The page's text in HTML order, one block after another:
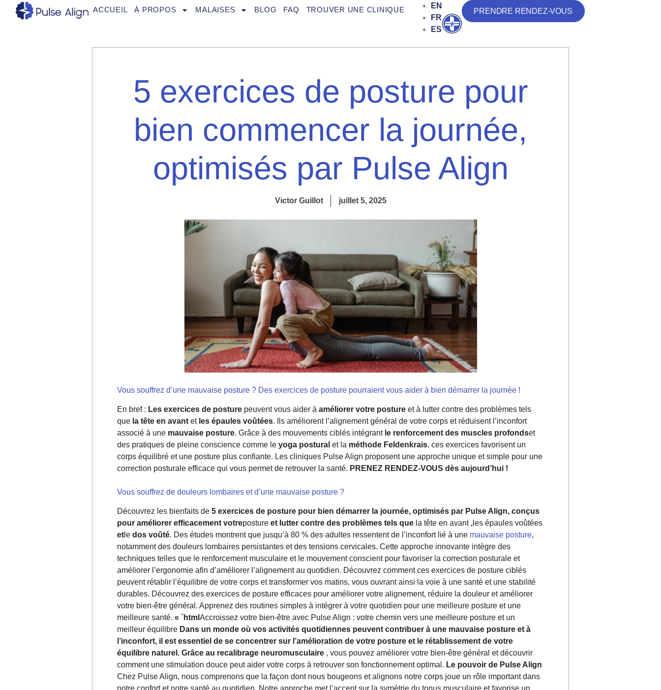
ACCUEIL À PROPOS MALAISES BLOG FAQ TROUVER UNE CLINIQUE
EN
FR
ES
Ouvrir
PRENDRE RENDEZ-VOUS
5 exercices de posture pour
bien commencer la journée,
optimisés par Pulse Align
Victor Guillot juillet 5, 2025
Vous souffrez d’une mauvaise posture ? Des exercices de posture pourraient vous aider à bien démarrer la journée !
En bref : Les exercices de posture peuvent vous aider à améliorer votre posture et à lutter contre des problèmes tels
que la tête en avant et les épaules voûtées. Ils améliorent l’alignement général de votre corps et réduisent l’inconfort
associé à une mauvaise posture. Grâce à des mouvements ciblés intégrant le renforcement des muscles profondset
des pratiques de pleine conscience comme le yoga postural et la méthode Feldenkrais, ces exercices favorisent un
corps équilibré et une posture plus confiante. Les cliniques Pulse Align proposent une approche unique et simple pour une
correction posturale efficace qui vous permet de retrouver la santé. PRENEZ RENDEZ-VOUS dès aujourd’hui !
Vous souffrez de douleurs lombaires et d’une mauvaise posture ?
Découvrez les bienfaits de 5 exercices de posture pour bien démarrer la journée, optimisés par Pulse Align, conçus
pour améliorer efficacement votreposture et lutter contre des problèmes tels que la tête en avant , les épaules voûtées
et le dos voûté. Des études montrent que jusqu’à 80 % des adultes ressentent de l’inconfort lié à une mauvaise posture,
notamment des douleurs lombaires persistantes et des tensions cervicales. Cette approche innovante intègre des
techniques telles que le renforcement musculaire et le mouvement conscient pour favoriser la correction posturale et
améliorer l’ergonomie afin d’améliorer l’alignement au quotidien. Découvrez comment ces exercices de posture ciblés
peuvent rétablir l’équilibre de votre corps et transformer vos matins, vous ouvrant ainsi la voie à une santé et une stabilité
durables. Découvrez des exercices de posture efficaces pour améliorer votre alignement, réduire la douleur et améliorer
votre bien-être général. Apprenez des routines simples à intégrer à votre quotidien pour une meilleure posture et une
meilleure santé. « `html Accroissez votre bien-être avec Pulse Align : votre chemin vers une meilleure posture et un
meilleur équilibre Dans un monde où vos activités quotidiennes peuvent contribuer à une mauvaise posture et à
l’inconfort, il est essentiel de se concentrer sur l’amélioration de votre posture et le rétablissement de votre
équilibre naturel. Grâce au recalibrage neuromusculaire , vous pouvez améliorer votre bien-être général et découvrir
comment une stimulation douce peut aider votre corps à retrouver son fonctionnement optimal. Le pouvoir de Pulse Align
Chez Pulse Align, nous comprenons que la façon dont nous bougeons et alignons notre corps joue un rôle important dans
notre confort et notre santé au quotidien. Notre approche met l’accent sur la symétrie du tonus musculaire et favorise un